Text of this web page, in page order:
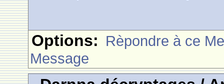
Options: Rèpondre à ce
Message